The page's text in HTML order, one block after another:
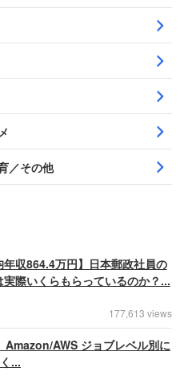
／その他
年収864.4万円】日本郵政社員の
実際いくらもらっているのか？...
177,613 views
Amazon/AWS ジョブレベル別に
...